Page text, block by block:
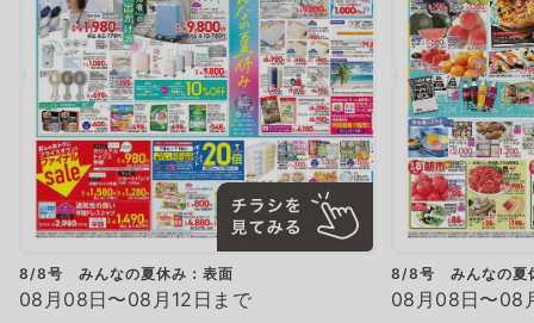
8/8号 みんなの夏休み：表面
08月08日〜08月12日まで
8/8号 みんなの夏
08月08日〜08